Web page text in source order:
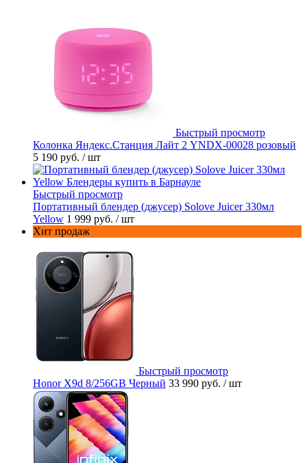
Быстрый просмотр
Колонка Яндекс.Станция Лайт 2 YNDX-00028 розовый
5 190 руб. / шт
Быстрый просмотр
Портативный блендер (джусер) Solove Juicer 330мл
Yellow 1 999 руб. / шт
Хит продаж
Быстрый просмотр
Honor X9d 8/256GB Черный 33 990 руб. / шт